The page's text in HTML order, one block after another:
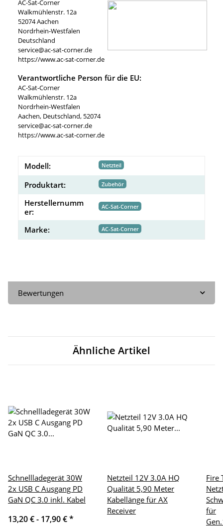
AC-Sat-Corner
Walkmühlenstr. 12a
52074 Aachen
Nordrhein-Westfalen
Deutschland
service@ac-sat-corner.de
https://www.ac-sat-corner.de
Verantwortliche Person für die EU:
AC-Sat-Corner
Walkmühlenstr. 12a
Nordrhein-Westfalen
Aachen, Deutschland, 52074
service@ac-sat-corner.de
https://www.ac-sat-corner.de
Modell: Netzteil
Produktart: Zubehör
Herstellernumm
er:
AC-Sat-Corner
Marke: AC-Sat-Corner
Bewertungen
Ähnliche Artikel
Schnellladegerät 30W
2x USB C Ausgang PD
GaN QC 3.0 inkl. Kabel
13,20 € - 17,90 €*
Netzteil 12V 3.0A HQ
Qualität 5,90 Meter
Kabellänge für AX
Receiver
Fire
für